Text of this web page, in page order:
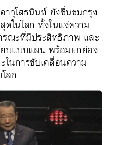
วุโสธนินท์ ยังชื่นชมกรุง
ดในโลก ทั้งในแง่ความ
รณะที่มีประสิทธิภาพ และ
ยบแบบแผน พร้อมยกย่อง
ในการขับเคลื่อนความ
ลก